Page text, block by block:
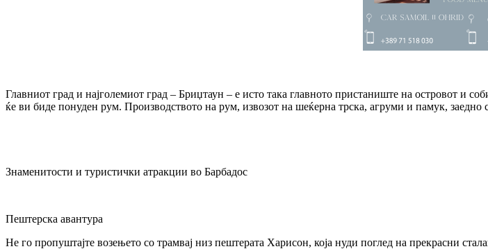
Главниот град и најголемиот град – Бриџтаун – е исто така главното пристаниште на островот и
ќе ви биде понуден рум. Производството на рум, извозот на шеќерна трска, агруми и памук, заедно
Знаменитости и туристички атракции во Барбадос
Пештерска авантура
Не го пропуштајте возењето со трамвај низ пештерата Харисон, која нуди поглед на прекрасни